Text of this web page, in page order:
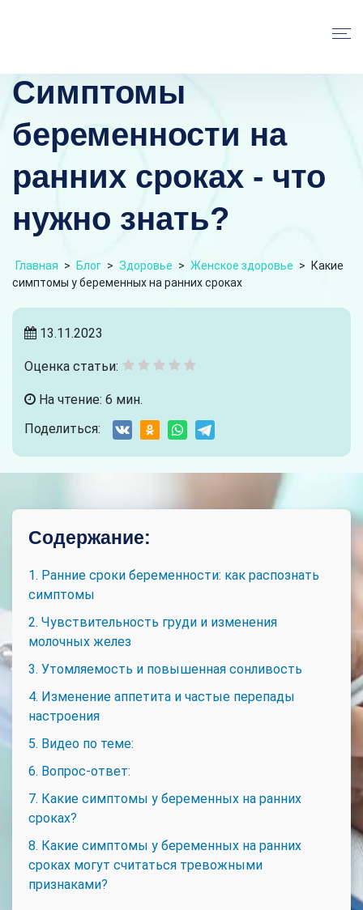
Симптомы
беременности на
ранних сроках - что
нужно знать?
Главная > Блог > Здоровье > Женское здоровье >
Какие
симптомы у беременных на ранних сроках
13.11.2023
Оценка статьи:
На чтение: 6 мин.
Поделиться:
Содержание:
1. Ранние сроки беременности: как распознать
симптомы
2. Чувствительность груди и изменения
молочных желез
3. Утомляемость и повышенная сонливость
4. Изменение аппетита и частые перепады
настроения
5. Видео по теме:
6. Вопрос-ответ:
7. Какие симптомы у беременных на ранних
сроках?
8. Какие симптомы у беременных на ранних
сроках могут считаться тревожными
признаками?